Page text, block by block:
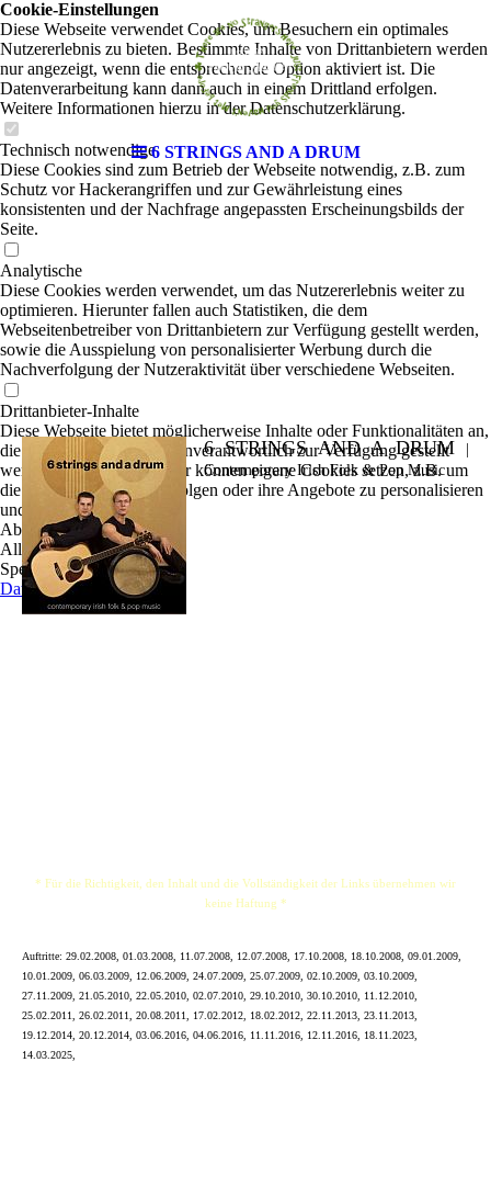
6 STRINGS AND A DRUM
6 STRINGS AND A DRUM
Contemporary Irish Folk & Pop Music
* Für die Richtigkeit, den Inhalt und die Vollständigkeit der Links übernehmen wir
keine Haftung *
Auftritte: 29.02.2008, 01.03.2008, 11.07.2008, 12.07.2008, 17.10.2008, 18.10.2008, 09.01.2009,
10.01.2009, 06.03.2009, 12.06.2009, 24.07.2009, 25.07.2009, 02.10.2009, 03.10.2009,
27.11.2009, 21.05.2010, 22.05.2010, 02.07.2010, 29.10.2010, 30.10.2010, 11.12.2010,
25.02.2011, 26.02.2011, 20.08.2011, 17.02.2012, 18.02.2012, 22.11.2013, 23.11.2013,
19.12.2014, 20.12.2014, 03.06.2016, 04.06.2016, 11.11.2016, 12.11.2016, 18.11.2023,
14.03.2025,
Cookie-Einstellungen
Diese Webseite verwendet Cookies, um Besuchern ein optimales
Nutzererlebnis zu bieten. Bestimmte Inhalte von Drittanbietern werden
nur angezeigt, wenn die entsprechende Option aktiviert ist. Die
Datenverarbeitung kann dann auch in einem Drittland erfolgen.
Weitere Informationen hierzu in der Datenschutzerklärung.
Technisch notwendige
Diese Cookies sind zum Betrieb der Webseite notwendig, z.B. zum
Schutz vor Hackerangriffen und zur Gewährleistung eines
konsistenten und der Nachfrage angepassten Erscheinungsbilds der
Seite.
Analytische
Diese Cookies werden verwendet, um das Nutzererlebnis weiter zu
optimieren. Hierunter fallen auch Statistiken, die dem
Webseitenbetreiber von Drittanbietern zur Verfügung gestellt werden,
sowie die Ausspielung von personalisierter Werbung durch die
Nachverfolgung der Nutzeraktivität über verschiedene Webseiten.
Drittanbieter-Inhalte
Diese Webseite bietet möglicherweise Inhalte oder Funktionalitäten an,
die von Drittanbietern eigenverantwortlich zur Verfügung gestellt
werden. Diese Drittanbieter können eigene Cookies setzen, z.B. um
die Nutzeraktivität zu verfolgen oder ihre Angebote zu personalisieren
und zu optimieren.
Ablehnen
Alle akzeptieren
Speichern
Datenschutz